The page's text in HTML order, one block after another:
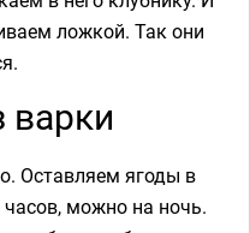
ложкой. Так они
варки
Оставляем ягоды в
можно на ночь.